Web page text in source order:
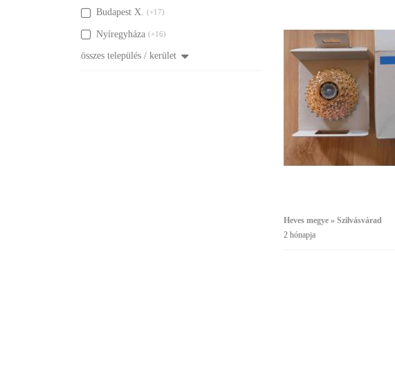
Budapest X. (+17)
Nyíregyháza (+16)
összes település / kerület
Heves megye » Szilvásvárad
2 hónapja